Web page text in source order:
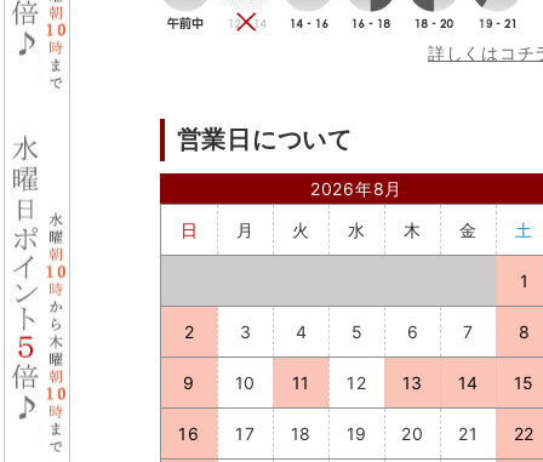
詳しくはコチ
営業日について
2026年8月
日
月 火 水 木 金 土
1
2 3 4 5 6 7 8
9 10 11 12 13 14 15
16 17 18 19 20 21 22